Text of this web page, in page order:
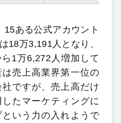
15ある公式アカウント
18万3,191人となり、
1万6,272人増加して
売上高業界第一位の
ですが、売上高だけ
たマーケティングに
いう力の入れようで